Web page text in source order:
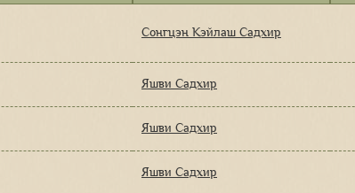
Сонгцэн Кэйлаш Садхир
Яшви Садхир
Яшви Садхир
Яшви Садхир